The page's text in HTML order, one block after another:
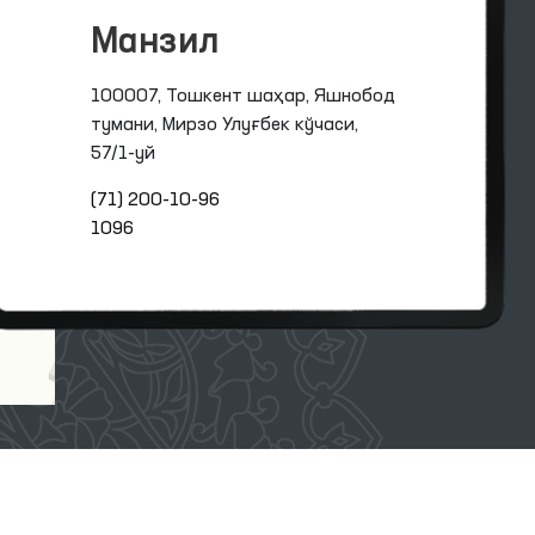
Манзил
100007, Тошкент шаҳар, Яшнобод
тумани, Мирзо Улуғбек кўчаси,
57/1-уй
(71) 200-10-96
1096